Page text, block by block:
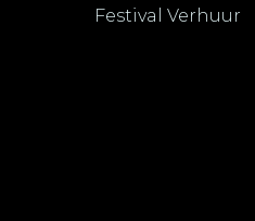
Festival Verhuur